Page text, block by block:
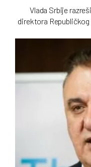
Vlada Srbije
direktora Republičkog